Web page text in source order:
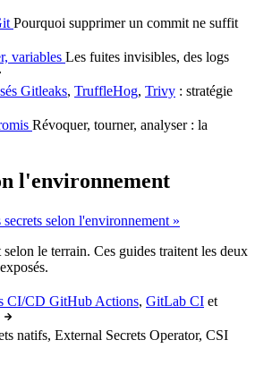
Pourquoi supprimer un commit ne suffit
variables Les fuites invisibles, des logs
Gitleaks, TruffleHog, Trivy : stratégie
Révoquer, tourner, analyser : la
l'environnement
selon l'environnement »
le terrain. Ces guides traitent les deux
CI/CD GitHub Actions, GitLab CI et
natifs, External Secrets Operator, CSI